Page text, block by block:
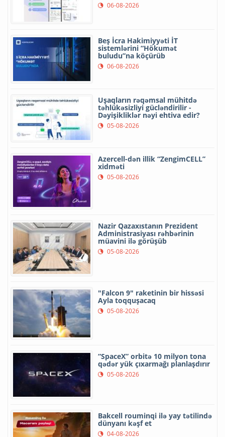
06-08-2026
Beş İcra Hakimiyyəti İT
sistemlərini “Hökumət
buludu”na köçürüb
06-08-2026
Uşaqların rəqəmsal mühitdə
təhlükəsizliyi gücləndirilir -
Dəyişikliklər nəyi ehtiva edir?
05-08-2026
Azercell-dən illik “ZengimCELL”
xidməti
05-08-2026
Nazir Qazaxıstanın Prezident
Administrasiyası rəhbərinin
müavini ilə görüşüb
05-08-2026
"Falcon 9" raketinin bir hissəsi
Ayla toqquşacaq
05-08-2026
“SpaceX” orbitə 10 milyon tona
qədər yük çıxarmağı planlaşdırır
05-08-2026
Bakcell rouminqi ilə yay tətilində
dünyanı kəşf et
04-08-2026